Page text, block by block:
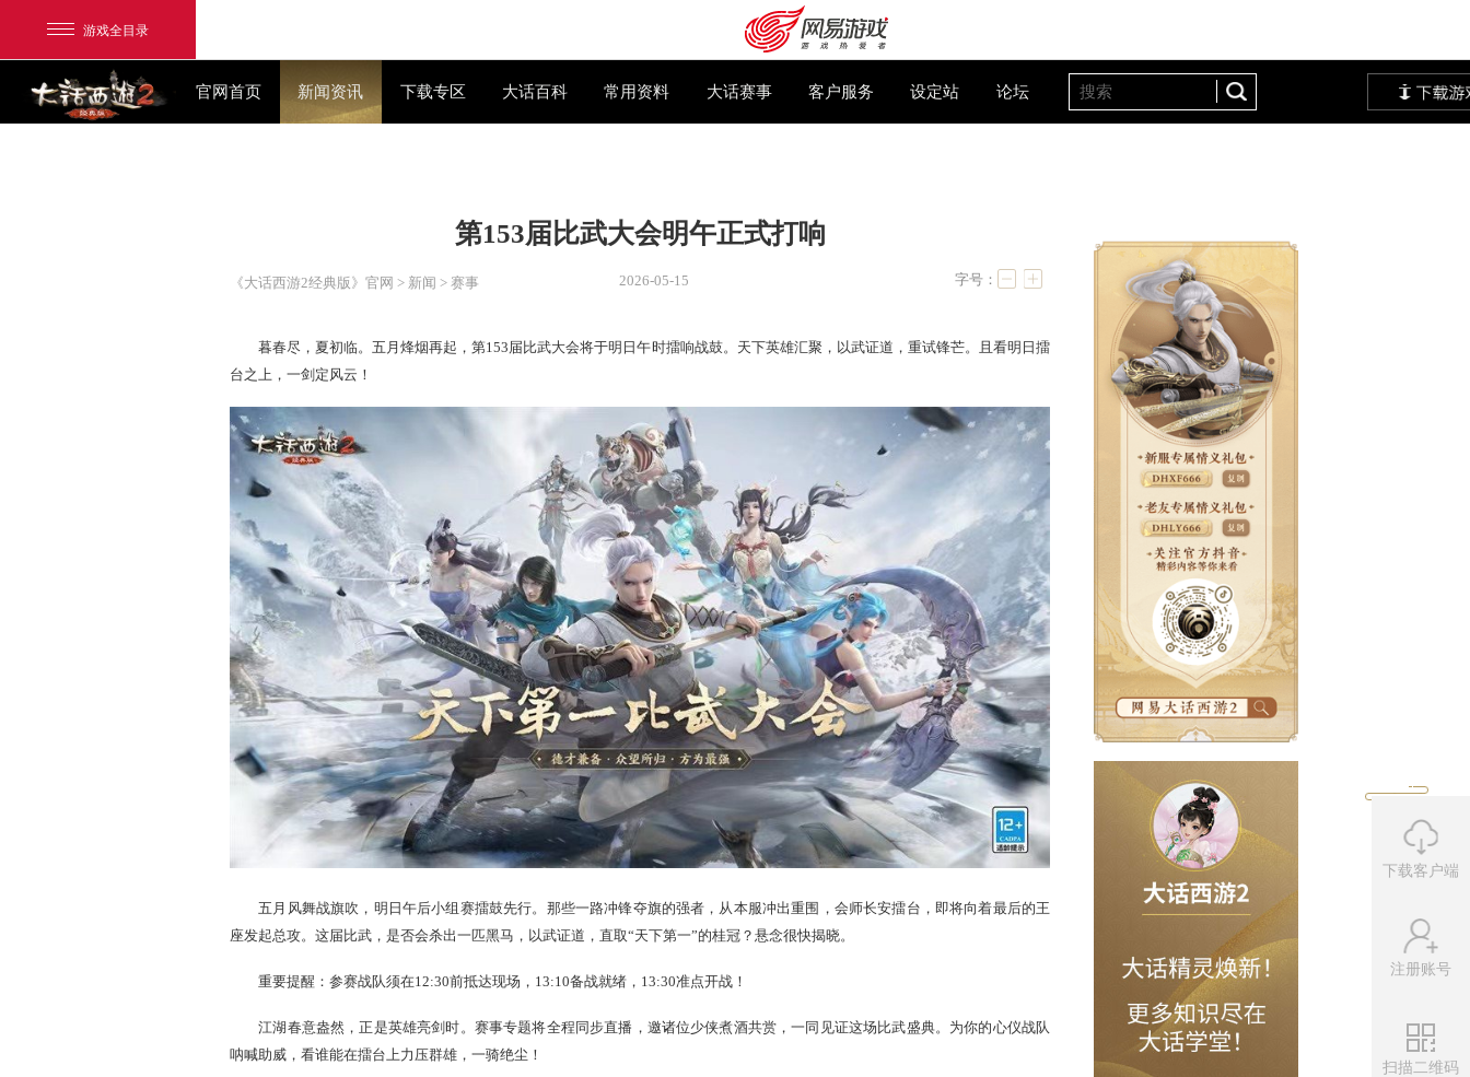
游戏全目录
我的足迹： 大话2经典版
购卡充值 客服中心
官网首页 新闻资讯 设定站 论坛
《大话西游2经典版》官网>新闻> 赛事
第153届比武大会明午正式打响
2026-05-15 字号：
暮春尽，夏初临。五月烽烟再起，第153届比武大会将于明日午时擂响战鼓。天下英雄汇聚，以武证道，重试锋芒。且看明日擂
台之上，一剑定风云！
下载客户端
注册账号
扫描二维码